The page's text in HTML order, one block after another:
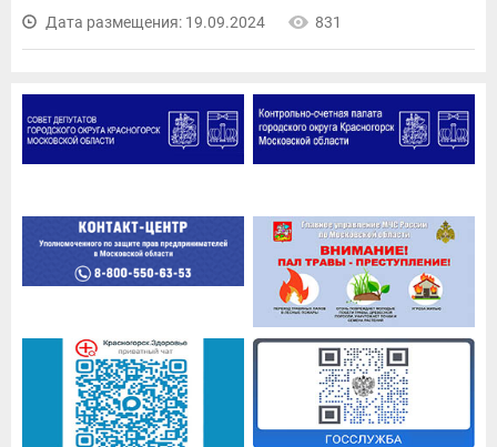
Дата размещения: 19.09.2024 831